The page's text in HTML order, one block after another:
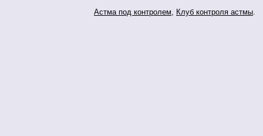
Астма под контролем, Клуб контроля астмы.